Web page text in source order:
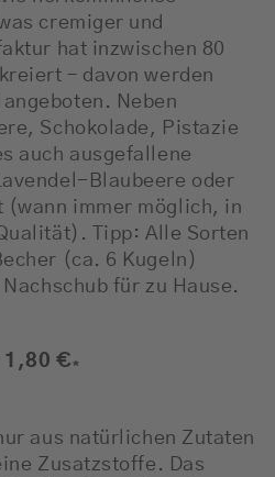
cremiger und
hat inzwischen 80
– davon werden
Neben
Schokolade, Pistazie
auch ausgefallene
Blaubeere oder
(wann immer möglich, in
Tipp: Alle Sorten
(ca. 6 Kugeln)
für zu Hause.
€*
aus natürlichen Zutaten
Zusatzstoffe. Das